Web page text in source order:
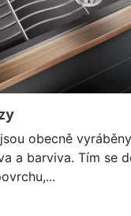
obecně
a barviva. Tím se